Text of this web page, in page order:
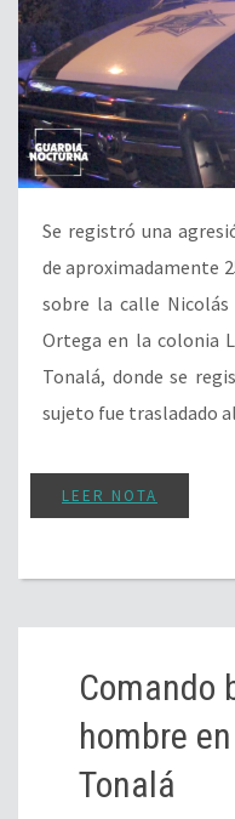
Se registró una
de aproximadamente
sobre la calle Nicolás
Ortega en la colonia
Tonalá, donde se
sujeto fue trasladado
LEER NOTA
Comando
hombre
Tonalá